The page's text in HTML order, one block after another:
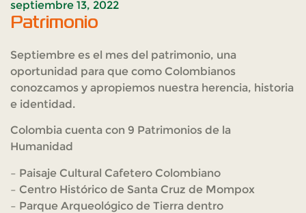
septiembre 13, 2022
Patrimonio
Septiembre es el mes del patrimonio, una
oportunidad para que como Colombianos
conozcamos y apropiemos nuestra herencia, historia
e identidad.
Colombia cuenta con 9 Patrimonios de la
Humanidad
– Paisaje Cultural Cafetero Colombiano
– Centro Histórico de Santa Cruz de Mompox
– Parque Arqueológico de Tierra dentro